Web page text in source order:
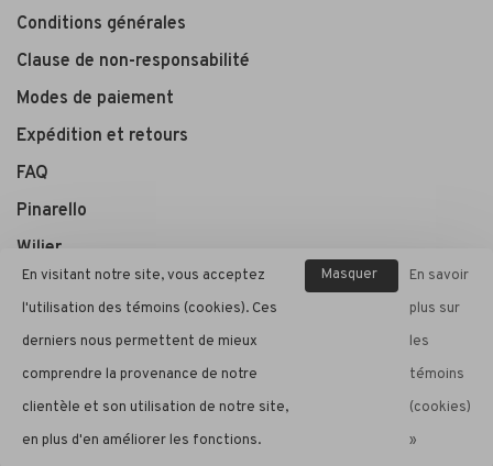
Conditions générales
Clause de non-responsabilité
Modes de paiement
Expédition et retours
FAQ
Pinarello
Wilier
André Cycle et Sport
© Copyright 2026 André Cycle et Sport
Theme by
En visitant notre site, vous acceptez
l'utilisation des témoins (cookies). Ces
derniers nous permettent de mieux
comprendre la provenance de notre
clientèle et son utilisation de notre site,
en plus d'en améliorer les fonctions.
Masquer
En savoir
plus sur
les
témoins
(cookies)
»